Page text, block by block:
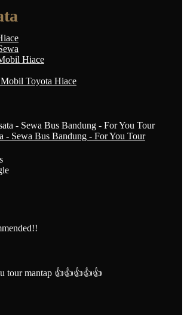
Hiace
Toyota Hiace
- Sewa Bus Bandung - For You Tour
tour mantap 👍👍👍👍👍